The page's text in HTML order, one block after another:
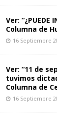
Ver: “¿PUEDE
Columna de
16 Septiembre
Ver: “11 de
tuvimos
Columna de
16 Septiembre